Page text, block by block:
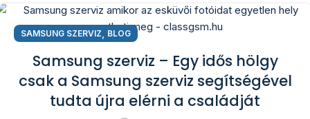
SAMSUNG SZERVIZ, BLOG
Samsung szerviz – Egy idős hölgy
csak a Samsung szerviz segítségével
tudta újra elérni a családját